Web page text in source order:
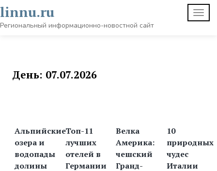
Skip
to
content
linnu.ru
Региональный информационно-новостной сайт
День: 07.07.2026
Альпийские
озера и
водопады
долины
Топ-11
лучших
отелей в
Германии
Велка
Америка:
чешский
Гранд-
10
природных
чудес
Италии